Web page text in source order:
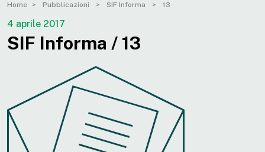
Home Pubblicazioni SIF Informa 13
4 aprile 2017
SIF Informa / 13